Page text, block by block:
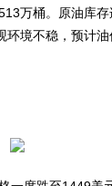
万桶。原油库
境不稳，预计